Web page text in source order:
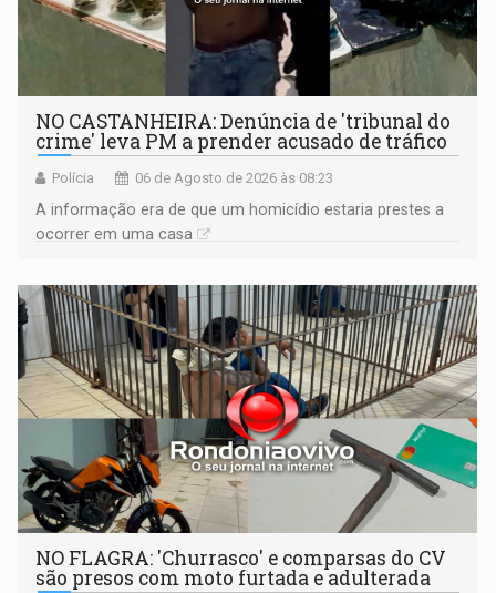
NO CASTANHEIRA: ​Denúncia de 'tribunal do
crime' leva PM a prender acusado de tráfico
Polícia 06 de Agosto de 2026 às 08:23
A informação era de que um homicídio estaria prestes a
ocorrer em uma casa
NO FLAGRA: 'Churrasco' e comparsas do CV
são presos com moto furtada e adulterada